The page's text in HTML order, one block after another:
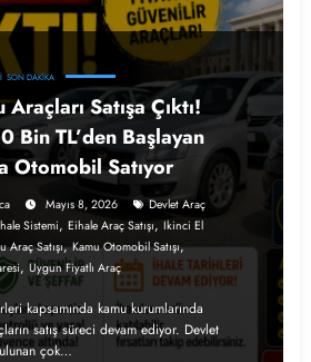
SON DAKIKA
Satışa Çıktı!
Bin TL’den Başlayan
Otomobil Satıyor
Mayıs 8, 2026
Devlet Araç
Sistemi, Eihale Araç Satışı, Ikinci El
Araç Satışı,Kamu Otomobil Satışı,
,Uygun Fiyatlı Araç
kapsamında kamu kurumlarında
satış süreci devam ediyor. Devlet
çok…